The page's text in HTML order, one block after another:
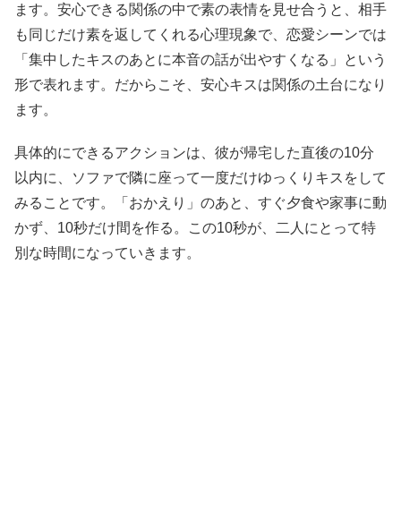
ます。安心できる関係の中で素の表情を見せ合うと、相手
も同じだけ素を返してくれる心理現象で、恋愛シーンでは
「集中したキスのあとに本音の話が出やすくなる」という
形で表れます。だからこそ、安心キスは関係の土台になり
ます。
具体的にできるアクションは、彼が帰宅した直後の10分
以内に、ソファで隣に座って一度だけゆっくりキスをして
みることです。「おかえり」のあと、すぐ夕食や家事に動
かず、10秒だけ間を作る。この10秒が、二人にとって特
別な時間になっていきます。